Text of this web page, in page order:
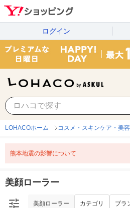
ログイン
美顔ローラー
LOHACOホーム コスメ・スキンケア・美容
熊本地震の影響について
美顔ローラー
美顔ローラー カテゴリ ブラ